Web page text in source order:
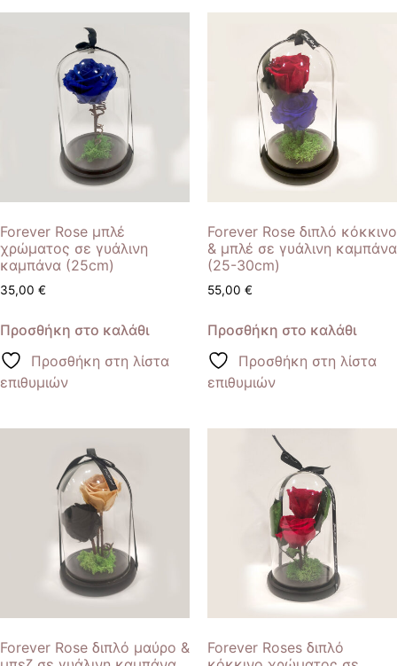
Forever Rose μπλέ
χρώματος σε γυάλινη
καμπάνα (25cm)
35,00 €
Προσθήκη στο καλάθι
Προσθήκη στη λίστα
επιθυμιών
Forever Rose διπλό κόκκινο
& μπλέ σε γυάλινη καμπάνα
(25-30cm)
55,00 €
Προσθήκη στο καλάθι
Προσθήκη στη λίστα
επιθυμιών
Forever Rose διπλό μαύρο &
Forever Roses διπλό